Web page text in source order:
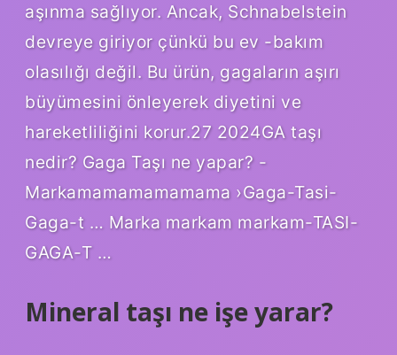
aşınma sağlıyor. Ancak, Schnabelstein
devreye giriyor çünkü bu ev -bakım
olasılığı değil. Bu ürün, gagaların aşırı
büyümesini önleyerek diyetini ve
hareketliliğini korur.27 2024GA taşı
nedir? Gaga Taşı ne yapar? -
Markamamamamamama ›Gaga-Tasi-
Gaga-t … Marka markam markam-TASI-
GAGA-T …
Mineral taşı ne işe yarar?